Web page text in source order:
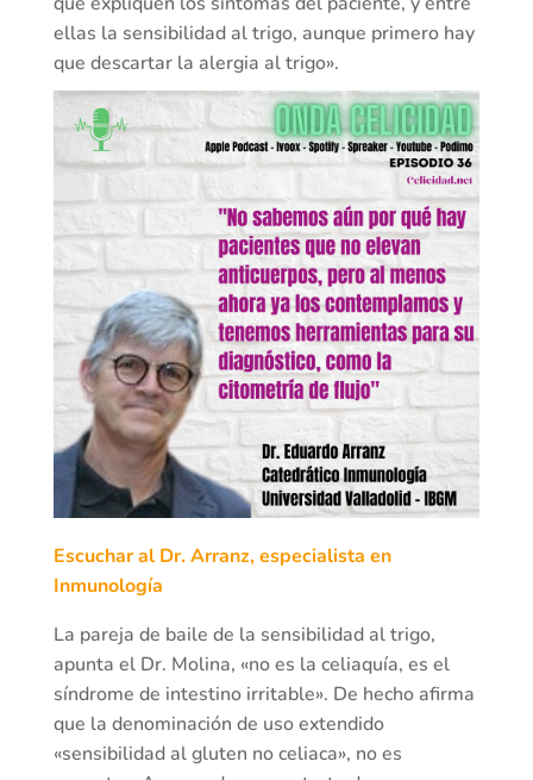
ellas la sensibilidad al trigo, aunque primero hay
que descartar la alergia al trigo».
Escuchar al Dr. Arranz, especialista en
Inmunología
La pareja de baile de la sensibilidad al trigo,
apunta el Dr. Molina, «no es la celiaquía, es el
síndrome de intestino irritable». De hecho afirma
que la denominación de uso extendido
«sensibilidad al gluten no celiaca», no es